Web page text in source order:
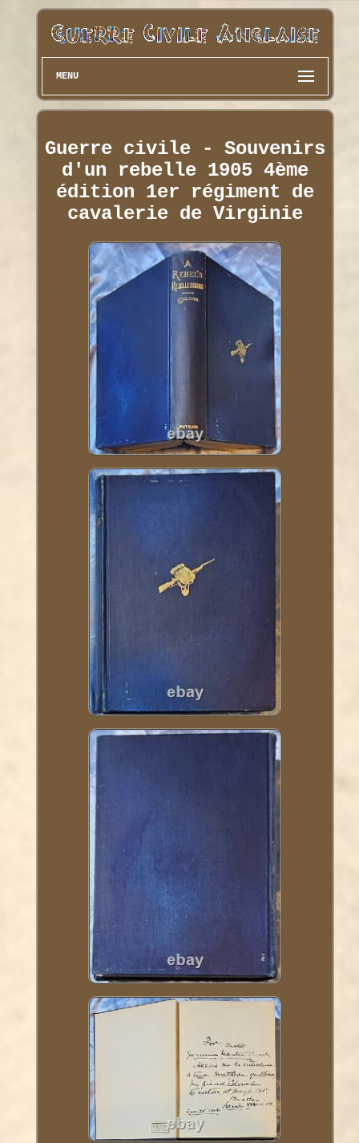
MENU
Guerre civile - Souvenirs
d'un rebelle 1905 4ème
édition 1er régiment de
cavalerie de Virginie